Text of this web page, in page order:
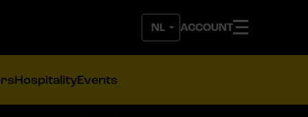
ACCOUNT
HospitalityEvents